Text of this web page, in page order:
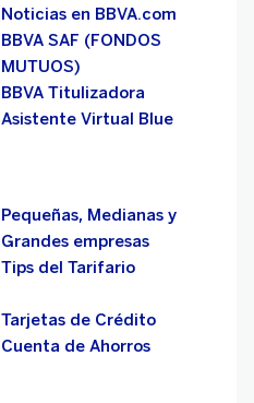
Noticias en BBVA.com
BBVA SAF (FONDOS
MUTUOS)
BBVA Titulizadora
Asistente Virtual Blue
Pequeñas, Medianas y
Grandes empresas
Tips del Tarifario
Tarjetas de Crédito
Cuenta de Ahorros